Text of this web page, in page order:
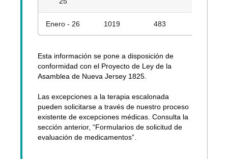
Enero - 26 1019 483
Esta información se pone a disposición de
conformidad con el Proyecto de Ley de la
Asamblea de Nueva Jersey 1825.
Las excepciones a la terapia escalonada
pueden solicitarse a través de nuestro proceso
existente de excepciones médicas. Consulta la
sección anterior, “Formularios de solicitud de
evaluación de medicamentos”.